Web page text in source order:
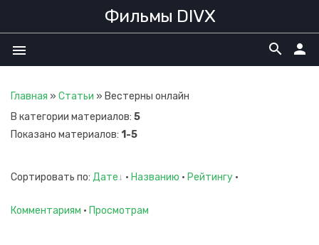
Фильмы DIVX
menu person
search
Главная » Статьи » Вестерны онлайн
В категории материалов: 5
Показано материалов: 1-5
Сортировать по: Дате · Названию · Рейтингу ·
Комментариям · Просмотрам